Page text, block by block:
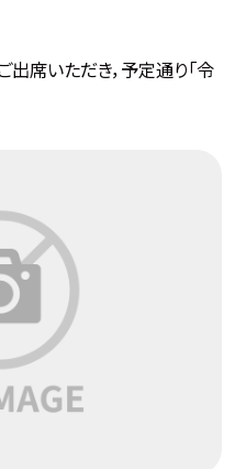
出席いただき，予定通り「令